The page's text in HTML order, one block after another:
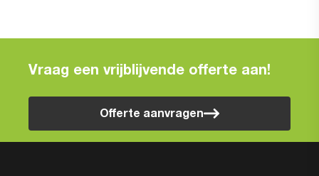
Vraag een vrijblijvende offerte aan!
Offerte aanvragen